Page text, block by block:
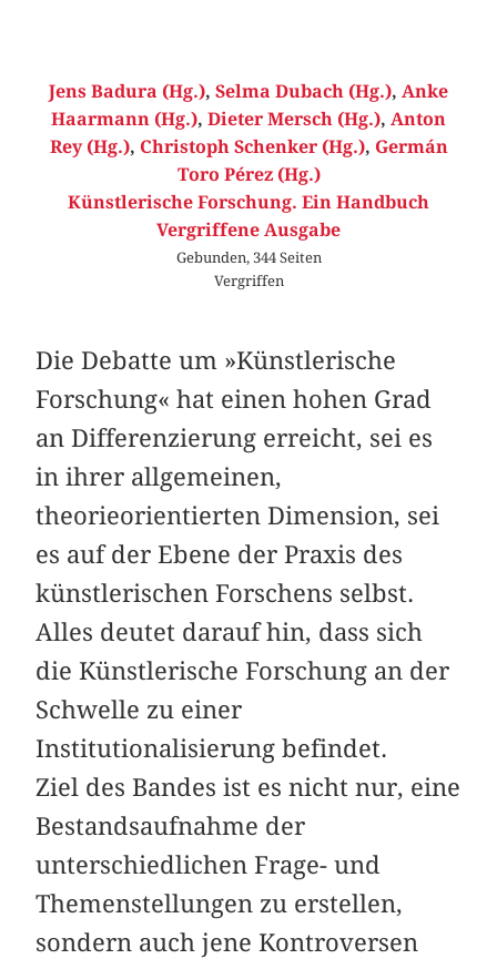
Jens Badura (Hg.), Selma Dubach (Hg.), Anke
Haarmann (Hg.), Dieter Mersch (Hg.), Anton
Rey (Hg.), Christoph Schenker (Hg.), Germán
Toro Pérez (Hg.)
Künstlerische Forschung. Ein Handbuch
Vergriffene Ausgabe
Gebunden, 344 Seiten
Vergriffen
Die Debatte um »Künstlerische
Forschung« hat einen hohen Grad
an Differenzierung erreicht, sei es
in ihrer allgemeinen,
theorieorientierten Dimension, sei
es auf der Ebene der Praxis des
künstlerischen Forschens selbst.
Alles deutet darauf hin, dass sich
die Künstlerische Forschung an der
Schwelle zu einer
Institutionalisierung befindet.
Ziel des Bandes ist es nicht nur, eine
Bestandsaufnahme der
unterschiedlichen Frage- und
Themenstellungen zu erstellen,
sondern auch jene Kontroversen